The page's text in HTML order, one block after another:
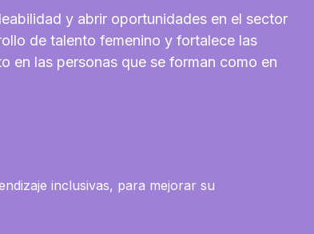
y abrir oportunidades en el sector
de talento femenino y fortalece las
en las personas que se forman como en
inclusivas, para mejorar su